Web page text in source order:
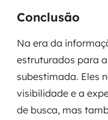
Conclusão
Na era da
estruturados para
subestimada. Eles
visibilidade e a
de busca, mas